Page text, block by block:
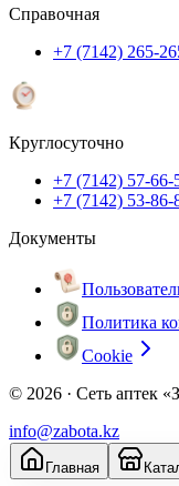
Справочная
+7 (7142) 265-
Круглосуточно
+7 (7142) 57-66-
+7 (7142) 53-86-
Документы
Политика
Cookie
© 2026 · Сеть аптек
info@zabota.kz
Главная